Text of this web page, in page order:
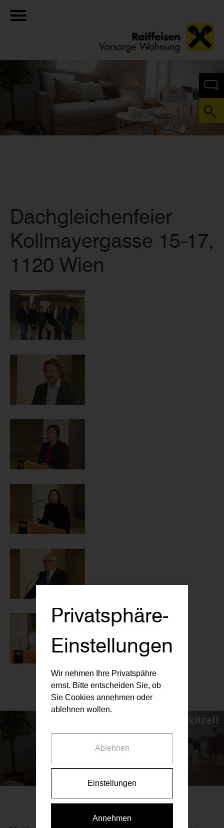
Dachgleichenfeier
Kollmayergasse 15-17,
1120 Wien
Investment ohne Nervenkitzel!
...und das seit über 20 Jahren.
Privatsphäre-
Einstellungen
Wir nehmen Ihre Privatspähre
ernst. Bitte entscheiden Sie, ob
Sie Cookies annehmen oder
ablehnen wollen.
Ablehnen
Einstellungen
Annehmen